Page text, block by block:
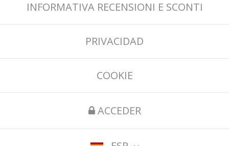
INFORMATIVA RECENSIONI E SCONTI
PRIVACIDAD
COOKIE
ACCEDER